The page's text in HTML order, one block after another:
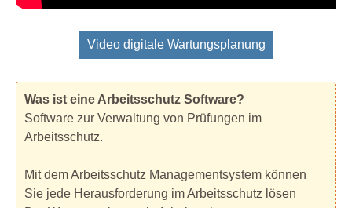
Video digitale Wartungsplanung
Was ist eine Arbeitsschutz Software?
Software zur Verwaltung von Prüfungen im
Arbeitsschutz.
Mit dem Arbeitsschutz Managementsystem können
Sie jede Herausforderung im Arbeitsschutz lösen